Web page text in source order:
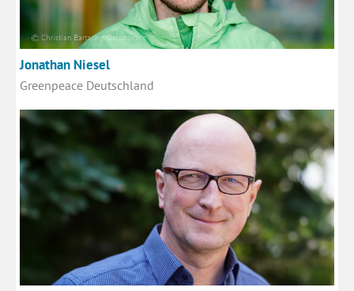
Jonathan Niesel
Greenpeace Deutschland